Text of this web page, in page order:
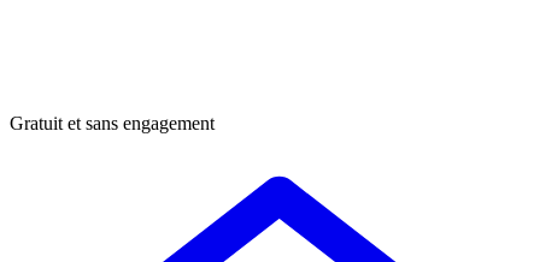
Gratuit et sans engagement